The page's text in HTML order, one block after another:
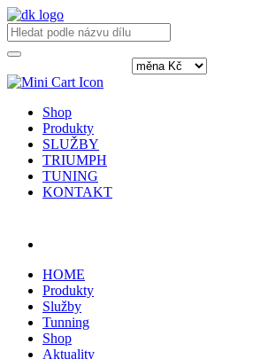
Shop
Produkty
SLUŽBY
TRIUMPH
TUNING
KONTAKT
HOME
Produkty
Služby
Tunning
Shop
Aktuality